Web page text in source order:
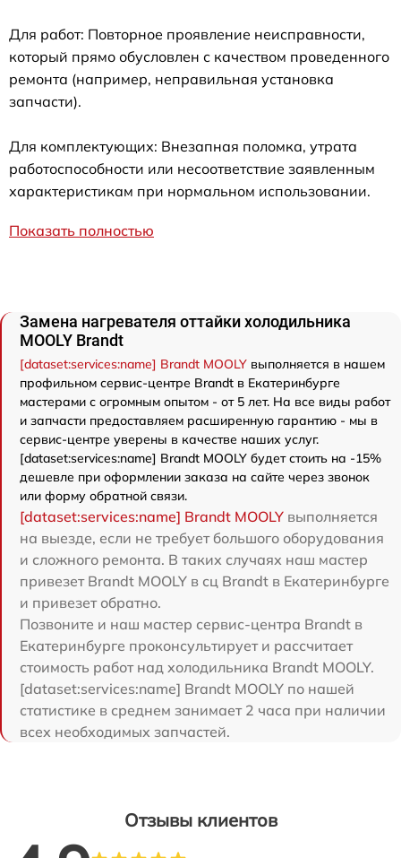
Для работ: Повторное проявление неисправности,
который прямо обусловлен с качеством проведенного
ремонта (например, неправильная установка
запчасти).
Для комплектующих: Внезапная поломка, утрата
работоспособности или несоответствие заявленным
характеристикам при нормальном использовании.
Показать полностью
Замена нагревателя оттайки холодильника
MOOLY Brandt
[dataset:services:name] Brandt MOOLY выполняется в нашем
профильном сервис-центре Brandt в Екатеринбурге
мастерами с огромным опытом - от 5 лет. На все виды работ
и запчасти предоставляем расширенную гарантию - мы в
сервис-центре уверены в качестве наших услуг.
[dataset:services:name] Brandt MOOLY будет стоить на -15%
дешевле при оформлении заказа на сайте через звонок
или форму обратной связи.
[dataset:services:name] Brandt MOOLY выполняется
на выезде, если не требует большого оборудования
и сложного ремонта. В таких случаях наш мастер
привезет Brandt MOOLY в сц Brandt в Екатеринбурге
и привезет обратно.
Позвоните и наш мастер сервис-центра Brandt в
Екатеринбурге проконсультирует и рассчитает
стоимость работ над холодильника Brandt MOOLY.
[dataset:services:name] Brandt MOOLY по нашей
статистике в среднем занимает 2 часа при наличии
всех необходимых запчастей.
Отзывы клиентов